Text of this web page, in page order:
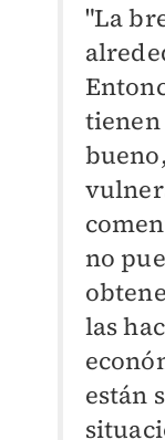
"La
tienen
no
las
están